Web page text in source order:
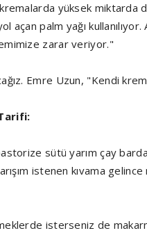
yüksek miktarda
açan palm yağı
zarar veriyor."
Emre Uzun, "Kendi
sütü yarım çay
istenen kıvama
isterseniz de